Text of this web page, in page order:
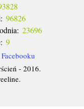
96826
23696
9
Facebooku
- 2016.